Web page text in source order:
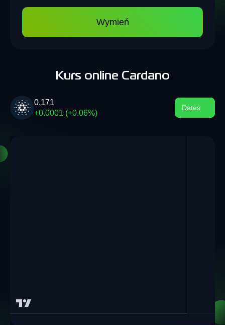
Wymień
Kurs online Cardano
0.171
+0.0001 (+0.06%)
Dates